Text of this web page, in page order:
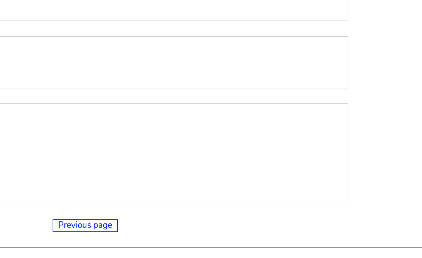
Previous page